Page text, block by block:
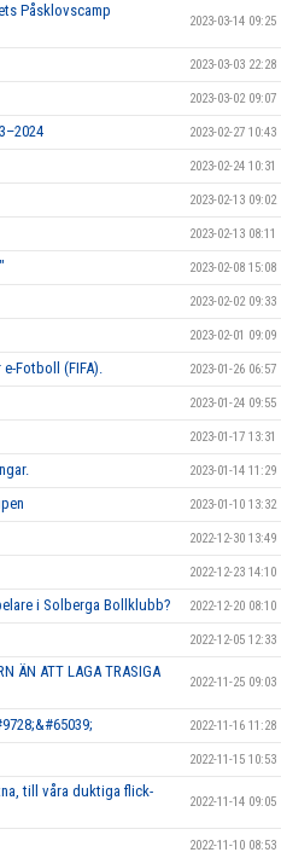
Påsklovscamp
2023-03-14 09:25
2023-03-03 22:28
2023-03-02 09:07
2023-02-27 10:43
2023-02-24 10:31
2023-02-13 09:02
2023-02-13 08:11
2023-02-08 15:08
2023-02-02 09:33
2023-02-01 09:09
Fotboll (FIFA). 2023-01-26 06:57
2023-01-24 09:55
2023-01-17 13:31
2023-01-14 11:29
2023-01-10 13:32
2022-12-30 13:49
2022-12-23 14:10
i Solberga Bollklubb? 2022-12-20 08:10
2022-12-05 12:33
ÄN ATT LAGA TRASIGA
2022-11-25 09:03
2022-11-16 11:28
2022-11-15 10:53
till våra duktiga flick-
2022-11-14 09:05
2022-11-10 08:53